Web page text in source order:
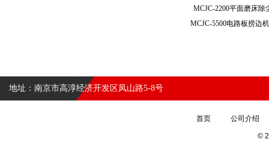
MCJC-2200平面磨床
地址：南京市高淳经济开发区凤山路5-8号
首页 公司介绍
©